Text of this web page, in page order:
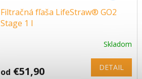
Filtračná fľaša LifeStraw® GO2
Stage 1 l
Skladom
od €51,90 DETAIL